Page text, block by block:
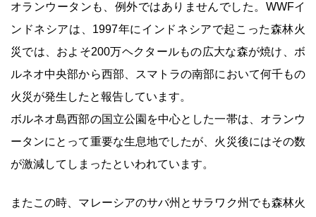
オランウータンも、例外ではありませんでした。WWFイ
ンドネシアは、1997年にインドネシアで起こった森林火
災では、およそ200万ヘクタールもの広大な森が焼け、ボ
ルネオ中央部から西部、スマトラの南部において何千もの
火災が発生したと報告しています。
ボルネオ島西部の国立公園を中心とした一帯は、オランウ
ータンにとって重要な生息地でしたが、火災後にはその数
が激減してしまったといわれています。
またこの時、マレーシアのサバ州とサラワク州でも森林火